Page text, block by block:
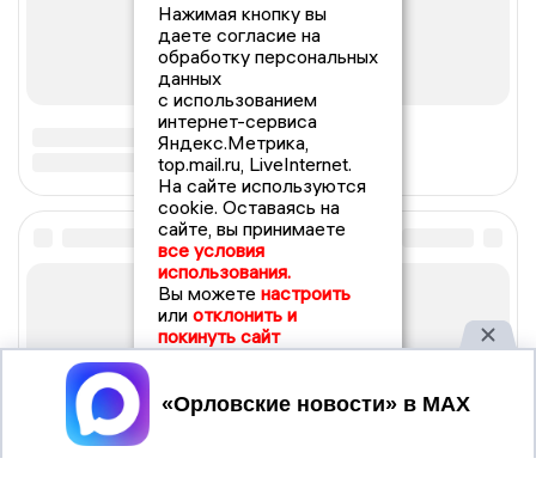
Нажимая кнопку вы
даете согласие на
обработку персональных
данных
с использованием
интернет-сервиса
Яндекс.Метрика,
top.mail.ru, LiveInternet.
На сайте используются
cookie. Оставаясь на
сайте, вы принимаете
все условия
использования.
Вы можете настроить
или отклонить и
покинуть сайт
Принять